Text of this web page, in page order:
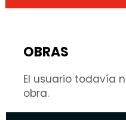
OBRAS
El usuario todavía
obra.